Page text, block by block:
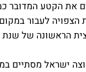
הראשונה של שנת 2015.
ישראל מסתיים